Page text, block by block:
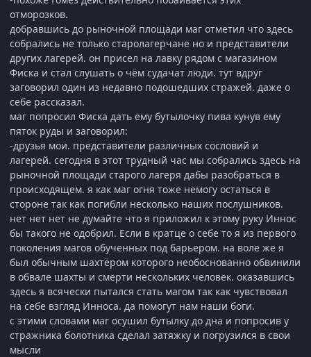
отморозков.
добравшись до рыночной площади маг отметил что здесь
собрались не только старолагерчане но и представители
других лагерей. он присел на лавку рядом с магазином
Фиска и стал слушать о чём судачат люди. тут вдруг
заговорил один из недавно подошедших стражей. даже о
себе рассказал.
маг попросил Фиска дать ему бутылочку пива кунув ему
пяток руды и заговорил:
-друзья мои. представители различных сословий и
лагерей. сегодня в этот трудный час мы собрались здесь на
рыночной площади старого лагеря дабы разобраться в
происходящем. я как маг огня тоже немогу остаться в
стороне так как погибли несколько наших послушников.
нет нет нет не думайте что я приложил к этому руку Иннос
бы такого не одобрил. Если в кратце о себе то я из первого
поколения магов обученных под барьером. на воле же я
был обычным шахтёром которого необоснованно обвинили
в обвале шахты и смерти нескольких человек. оказавшись
здесь я всячески пытался стать магом так как чувствовал
на себе взгляд Инноса. да помогут нам наши боги.
с этими словами маг осушил бутылку до дна и попросив у
стражника болотника сделал затяжку и погрузился в свои
мысли